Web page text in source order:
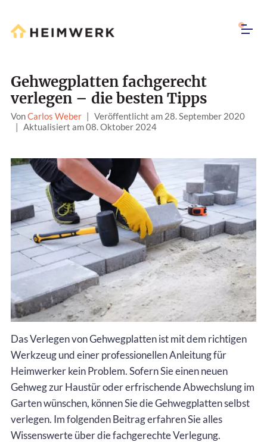
Gehwegplatten fachgerecht
verlegen – die besten Tipps
VonCarlos Weber | Veröffentlicht am 28. September 2020
| Aktualisiert am 08. Oktober 2024
Das Verlegen von Gehwegplatten ist mit dem richtigen
Werkzeug und einer professionellen Anleitung für
Heimwerker kein Problem. Sofern Sie einen neuen
Gehweg zur Haustür oder erfrischende Abwechslung im
Garten wünschen, können Sie die Gehwegplatten selbst
verlegen. Im folgenden Beitrag erfahren Sie alles
Wissenswerte über die fachgerechte Verlegung.